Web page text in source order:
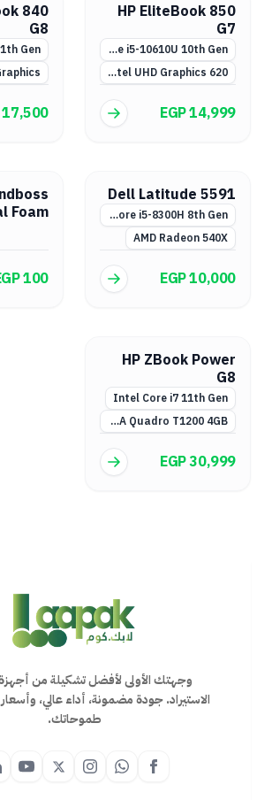
HP EliteBook 850
G7
Intel Core i5-10610U 10th Gen
Intel UHD Graphics 620
EGP 14,999
840
G8
Gen
17,500
Dell Latitude 5591
Intel Core i5-8300H 8th Gen
AMD Radeon 540X
EGP 10,000
Foam
100
HP ZBook Power
G8
Intel Core i7 11th Gen
NVIDIA Quadro T1200 4GB
EGP 30,999
وجهتك الأولى لأفضل تشكيلة من أجهزة
الاستيراد. جودة مضمونة، أداء عالي،
طموحاتك.